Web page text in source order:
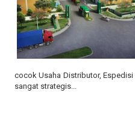
cocok Usaha Distributor,
sangat strategis...